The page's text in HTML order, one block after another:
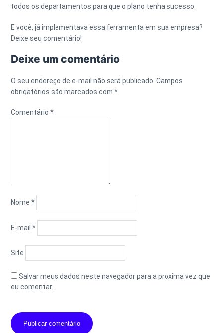
todos os departamentos para que o plano tenha sucesso.
E você, já implementava essa ferramenta em sua empresa?
Deixe seu comentário!
Deixe um comentário
O seu endereço de e-mail não será publicado. Campos
obrigatórios são marcados com*
Comentário*
Nome*
E-mail*
Site
Salvar meus dados neste navegador para a próxima vez que
eu comentar.